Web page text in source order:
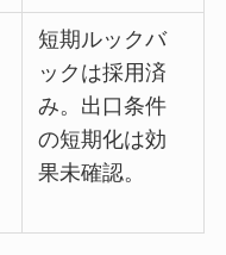
短期ルックバ
ックは採用済
み。出口条件
の短期化は効
果未確認。